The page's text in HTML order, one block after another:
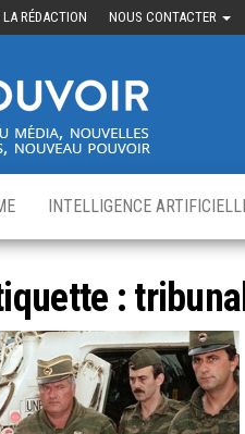
LA RÉDACTION NOUS CONTACTER
nouveau
INTELLIGENCE
: